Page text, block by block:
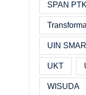
SPAN
UIN
UKT
WISUDA